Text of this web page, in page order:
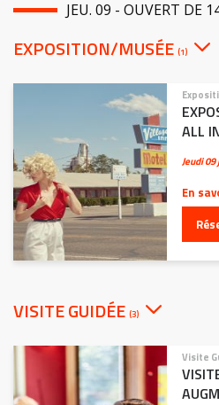
JEU. 09 - OUVERT DE
EXPOSITION/MUSÉE (1)
ALL
Jeudi
En
VISITE GUIDÉE (3)
Visite